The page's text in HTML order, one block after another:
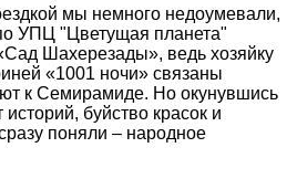
мы немного недоумевали,
УПЦ "Цветущая планета"
Шахерезады», ведь хозяйку
«1001 ночи» связаны
к Семирамиде. Но окунувшись
буйство красок и
поняли – народное